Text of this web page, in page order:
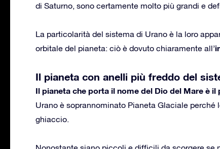
di Saturno, sono certamente molto più grandi e
La particolarità del sistema di Urano è la loro
orbitale del pianeta: ciò è dovuto chiaramente all’
Il pianeta con anelli più freddo del
Il pianeta che porta il nome del Dio del Mare è
Urano è soprannominato Pianeta Glaciale
ghiaccio.